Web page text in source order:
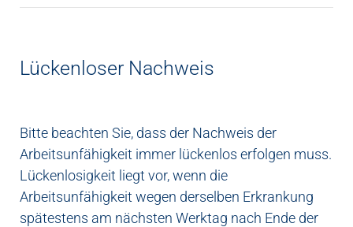
Lückenloser Nachweis
Bitte beachten Sie, dass der Nachweis der
Arbeitsunfähigkeit immer lückenlos erfolgen muss.
Lückenlosigkeit liegt vor, wenn die
Arbeitsunfähigkeit wegen derselben Erkrankung
spätestens am nächsten Werktag nach Ende der